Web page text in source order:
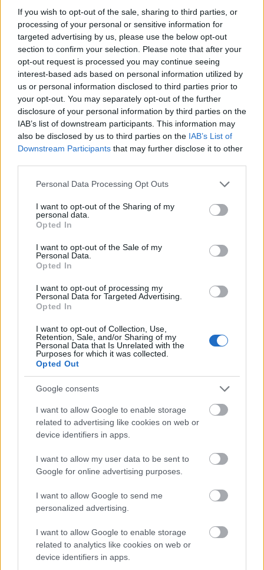
If you wish to opt-out of the sale, sharing to third parties, or
processing of your personal or sensitive information for
targeted advertising by us, please use the below opt-out
section to confirm your selection. Please note that after your
opt-out request is processed you may continue seeing
interest-based ads based on personal information utilized by
us or personal information disclosed to third parties prior to
your opt-out. You may separately opt-out of the further
disclosure of your personal information by third parties on the
IAB’s list of downstream participants. This information may
also be disclosed by us to third parties on the IAB’s List of
Downstream Participants that may further disclose it to other
Please note that this website/app uses one or more Google
not limited to your visit or usage behaviour. You may click to
grant or deny consent to Google and its third-party tags to
use your data for below specified purposes in below Google
consent section.
Personal Data Processing Opt Outs
I want to opt-out of the Sharing of my
personal data.
Opted In
I want to opt-out of the Sale of my
Personal Data.
Opted In
I want to opt-out of processing my
Personal Data for Targeted Advertising.
Opted In
I want to opt-out of Collection, Use,
Retention, Sale, and/or Sharing of my
Personal Data that Is Unrelated with the
Purposes for which it was collected.
Opted Out
Google consents
I want to allow Google to enable storage
related to advertising like cookies on web or
device identifiers in apps.
I want to allow my user data to be sent to
Google for online advertising purposes.
I want to allow Google to send me
personalized advertising.
I want to allow Google to enable storage
related to analytics like cookies on web or
device identifiers in apps.
1
HÍRLEVÉL
Név
E-mail cím
Feliratkozom a hírlevélre és elfogadom az
adatvédelmi
LEGFRISSEBB
Országos hírek
Paks II.: Mit jelent az 5. blokk új
mérföldköve a felülvizsgálat
árnyékában?
Amire többmillióan vártunk: szombattól
másodfokúra csökken a riasztás
HIRDETÉS